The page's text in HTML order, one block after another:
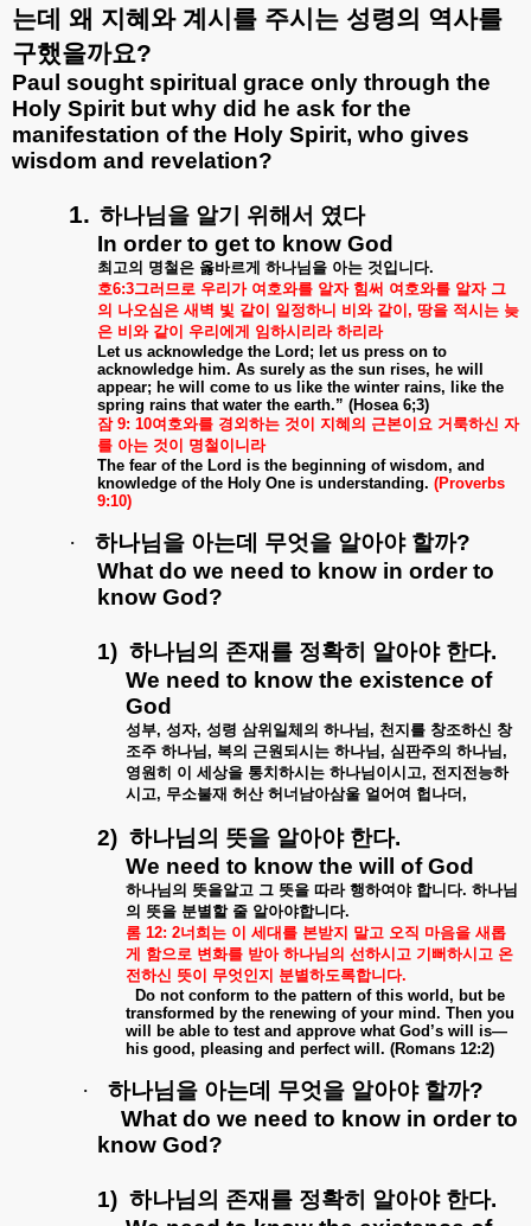
는데
왜 지혜와 계시를 주시는 성령의 역사를
구했을까요?
Paul sought spiritual grace only through the
Holy Spirit but why did he ask for the
manifestation of the Holy Spirit, who gives
wisdom and revelation?
1. 하나님을 알기 위해서 였다
In order to get to know God
최고의 명철은 옳바르게 하나님을 아는 것입니다.
호6:3그러므로 우리가 여호와를 알자 힘써 여호와를 알자 그
의 나오심은 새벽 빛 같이 일정하니 비와 같이 , 땅을 적시는 늦
은 비와 같이 우리에게 임하시리라 하리라
Let us acknowledge the Lord; let us press on to
acknowledge him. As surely as the sun rises, he will
appear; he will come to us like the winter rains, like the
spring rains that water the earth.” (Hosea 6;3)
잠9: 10여호와를 경외하는 것이 지혜의 근본이요 거룩하신 자
를 아는 것이
명철이니라
The fear of the Lord is the beginning of wisdom, and
knowledge of the Holy One is understanding. (Proverbs
9:10)
· 하나님을 아는데 무엇을 알아야 할까?
What do we need to know in order to
know God?
1) 하나님의 존재를 정확히 알아야 한다.
We need to know the existence of
God
성부, 성자, 성령 삼위일체의 하나님 , 천지를 창조하신 창
조주 하나님 , 복의 근원되시는 하나님 , 심판주의 하나님 ,
영원히 이 세상을 통치하시는 하나님이시고, 전지전능하
시고, 무소불재 허산 허너남아삼울 얼어여 헙나더 ,
2) 하나님의 뜻을 알아야 한다.
We need to know the will of God
하나님의 뜻을알고 그 뜻을 따라 행하여야 합니다. 하나님
의 뜻을 분별할 줄 알아야합니다.
롬 12: 2너희는 이 세대를 본받지 말고 오직 마음을 새롭
게 함으로 변화를 받아 하나님의 선하시고 기뻐하시고 온
전하신 뜻이 무엇인지 분별하도록합니다.
Do not conform to the pattern of this world, but be
transformed by the renewing of your mind. Then you
will be able to test and approve what God’s will is—
his good, pleasing and perfect will. (Romans 12:2)
· 하나님을 아는데 무엇을 알아야 할까?
What do we need to know in order to
know God?
1) 하나님의 존재를 정확히 알아야 한다.